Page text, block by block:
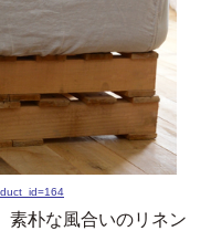
素朴な風合いのリネン